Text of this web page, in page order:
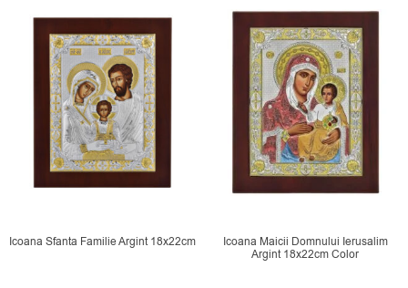
Icoana Sfanta Familie Argint 18x22cm
Icoana Maicii Domnului Ierusalim
Argint 18x22cm Color